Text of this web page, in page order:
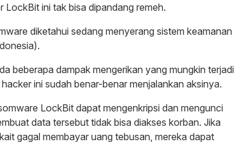
LockBit ini tak bisa dipandang remeh.
diketahui sedang menyerang sistem keamanan
beberapa dampak mengerikan yang mungkin terjadi
ini sudah benar-benar menjalankan aksinya.
LockBit dapat mengenkripsi dan mengunci
data tersebut tidak bisa diakses korban. Jika
gagal membayar uang tebusan, mereka dapat